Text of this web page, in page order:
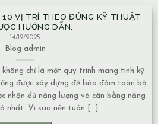
VỊ TRÍ THEO ĐÚNG KỸ THUẬT
HƯỚNG DẪN.
14/12/2025
Blog admin
chỉ là một quy trình mang tính kỹ
được xây dựng để bảo đảm toàn bộ
nhận đủ năng lượng và cân bằng năng
nhất. Vì sao nên tuân [...]